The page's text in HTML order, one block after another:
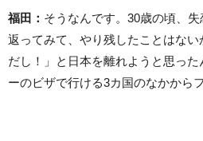
福田： そうなんです。30歳の頃、
返ってみて、やり残したことはな
だし！」と日本を離れようと思っ
ーのビザで行ける3カ国のなかから